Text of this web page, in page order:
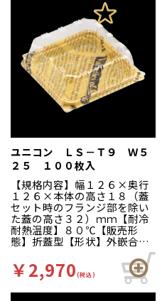
ユニコン ＬＳ－Ｔ９ Ｗ５
２５ １００枚入
【規格内容】幅１２６×奥行
１２６×本体の高さ１８（蓋
セット時のフランジ部を除い
た蓋の高さ３２）ｍｍ【耐冷
耐熱温度】８０℃【販売形
態】折蓋型【形状】外嵌合蓋
【材質】ＯＰＳ【補足２】使
い捨て【色】茶／透明【柄】
柄付【キーワード】ランチボ
ックス、サンドイッチケー
￥2,970(税込)